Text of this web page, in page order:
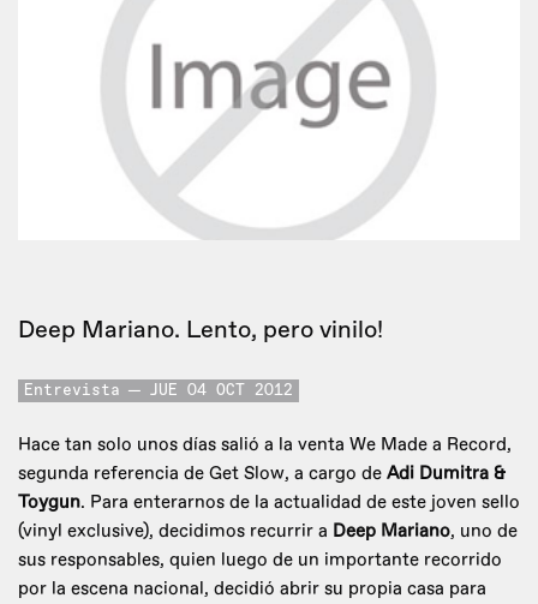
Deep Mariano. Lento, pero vinilo!
Entrevista JUE 04 OCT 2012
Hace tan solo unos días salió a la venta We Made a Record,
segunda referencia de Get Slow, a cargo de Adi Dumitra &
Toygun. Para enterarnos de la actualidad de este joven sello
(vinyl exclusive), decidimos recurrir a Deep Mariano, uno de
sus responsables, quien luego de un importante recorrido
por la escena nacional, decidió abrir su propia casa para